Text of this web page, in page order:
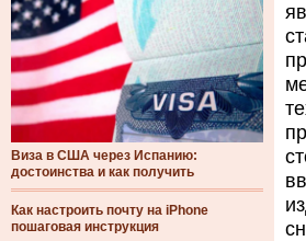
Виза в США через Испанию:
достоинства и как получить
Как настроить почту на iPhone
пошаговая инструкция